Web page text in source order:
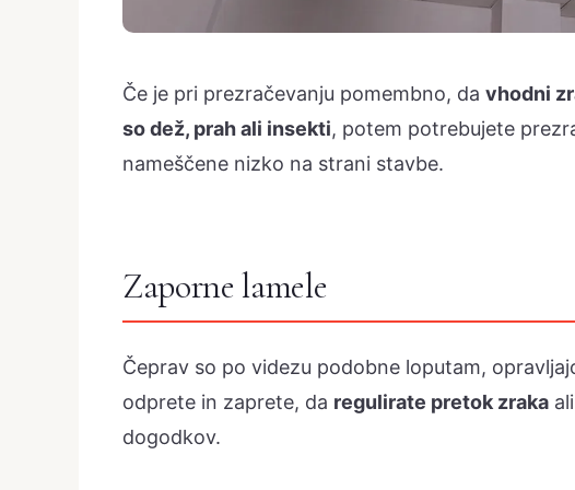
Če je pri prezračevanju pomembno, da vhodni
so dež, prah ali insekti, potem potrebujete
nameščene nizko na strani stavbe.
Zaporne lamele
Čeprav so po videzu podobne loputam,
odprete in zaprete, da regulirate pretok zraka
dogodkov.